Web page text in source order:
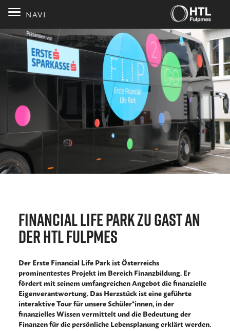
NAVI
Financial Life Park zu Gast an
der HTL Fulpmes
Der Erste Financial Life Park ist Österreichs
prominentestes Projekt im Bereich Finanzbildung. Er
fördert mit seinem umfangreichen Angebot die finanzielle
Eigenverantwortung. Das Herzstück ist eine geführte
interaktive Tour für unsere Schüler*innen, in der
finanzielles Wissen vermittelt und die Bedeutung der
Finanzen für die persönliche Lebensplanung erklärt werden.